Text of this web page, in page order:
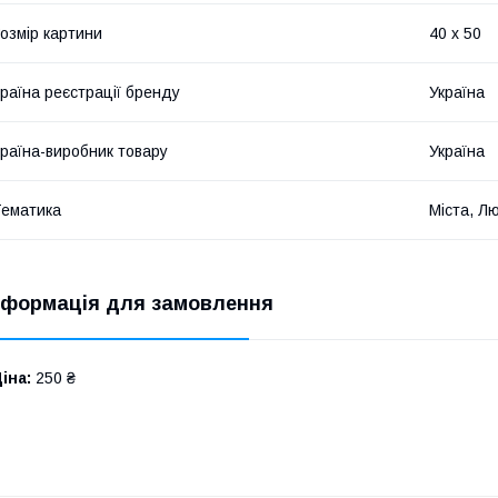
картини 40 х 50
реєстрації бренду Україна
виробник товару Україна
Міста,
для замовлення
250 ₴